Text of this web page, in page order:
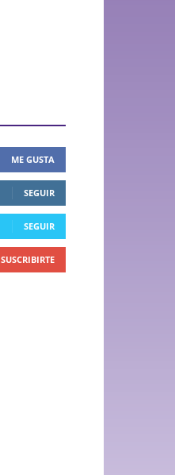
ME GUSTA
SEGUIR
SEGUIR
SUSCRIBIRTE